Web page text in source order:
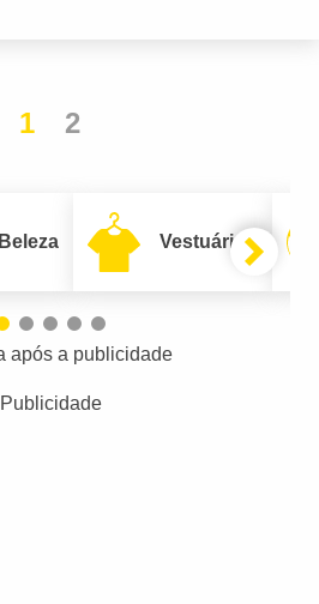
1 2
Vestuário
após a publicidade
Publicidade